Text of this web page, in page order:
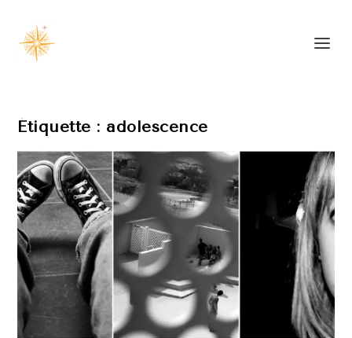
Étiquette : adolescence